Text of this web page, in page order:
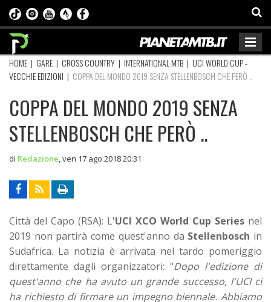
HOME | GARE | CROSS COUNTRY | INTERNATIONAL MTB | UCI WORLD CUP -
VECCHIE EDIZIONI | COPPA DEL MONDO 2019 SENZA STELLENBOSCH CHE PERÒ ..
COPPA DEL MONDO 2019 SENZA
STELLENBOSCH CHE PERÒ ..
di Redazione ven 17 ago 2018 20:31
Città del Capo (RSA): L'UCI XCO World Cup Series nel
2019 non partirà come quest'anno da Stellenbosch in
Sudafrica. La notizia è arrivata nel tardo pomeriggio
direttamente dagli organizzatori: "Dopo l'edizione di
quest'anno che ha avuto un grande successo, l'UCI ci
ha richiesto di firmare un impegno biennale. Abbiamo